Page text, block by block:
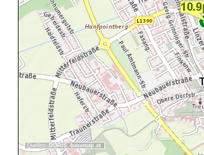
Quellen: DORIS, basemap.at